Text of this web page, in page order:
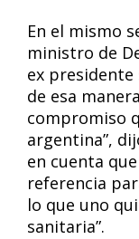
En el mismo
ministro de
ex
de esa
compromiso
argentina”,
en cuenta
referencia
lo que uno
sanitaria”.